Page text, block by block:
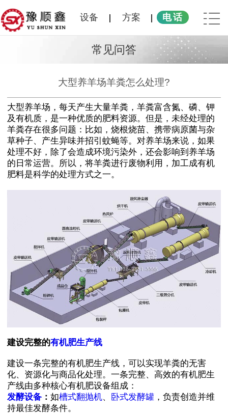
设备 方案 电话
常见问答
大型养羊场羊粪怎么处理?
大型养羊场，每天产生大量羊粪，羊粪富含氮、磷、钾
及有机质，是一种优质的肥料资源。但是，未经处理的
羊粪存在很多问题：比如，烧根烧苗、携带病原菌与杂
草种子、产生异味并招引蚊蝇等。对养羊场来说，如果
处理不好，除了会造成环境污染外，还会影响到养羊场
的日常运营。所以，将羊粪进行废物利用，加工成有机
肥料是科学的处理方式之一。
建设完整的有机肥生产线
建设一条完整的有机肥生产线，可以实现羊粪的无害
化、资源化与商品化处理。一条完整、高效的有机肥生
产线由多种核心有机肥设备组成：
发酵设备 ： 如槽式翻抛机、 卧式发酵罐 ，负责创造并维
持最佳发酵条件。